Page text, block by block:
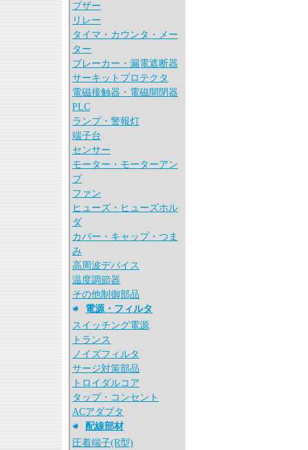
ブザー
リレー
タイマ・カウンタ・メー
ター
ブレーカー・漏電遮断器
サーキットプロテクタ
電磁接触器・電磁開閉器
PLC
ランプ・警報灯
端子台
センサー
モーター・モーターアン
プ
ファン
ヒューズ・ヒューズホル
ダ
カバー・キャップ・つま
み
高周波デバイス
温度調節器
その他制御部品
電源・フィルタ
スイッチング電源
トランス
ノイズフィルタ
サージ対策部品
トロイダルコア
タップ・コンセント
ACアダプタ
配線部材
圧着端子(R型)